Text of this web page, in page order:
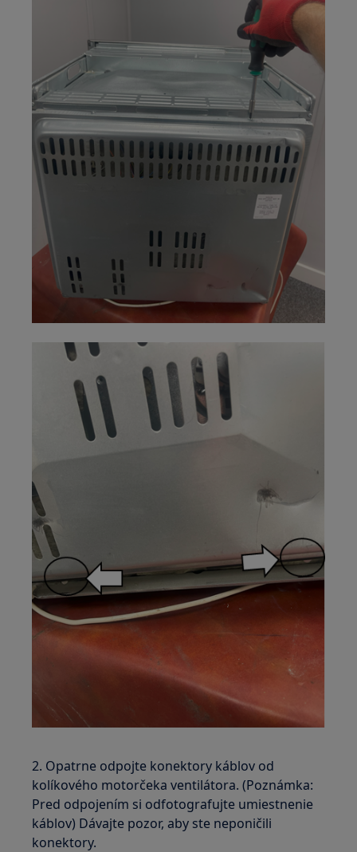
2. Opatrne odpojte konektory káblov od
kolíkového motorčeka ventilátora. (Poznámka:
Pred odpojením si odfotografujte umiestnenie
káblov) Dávajte pozor, aby ste neponičili
konektory.